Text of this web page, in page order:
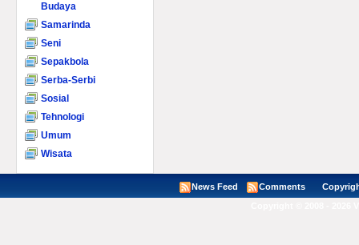
Budaya
Samarinda
Seni
Sepakbola
Serba-Serbi
Sosial
Tehnologi
Umum
Wisata
News Feed Comments Copyright